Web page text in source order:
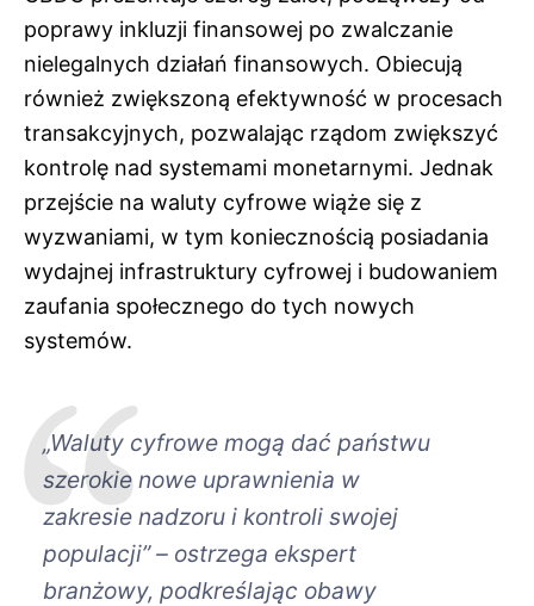
poprawy inkluzji finansowej po zwalczanie
nielegalnych działań finansowych. Obiecują
również zwiększoną efektywność w procesach
transakcyjnych, pozwalając rządom zwiększyć
kontrolę nad systemami monetarnymi. Jednak
przejście na waluty cyfrowe wiąże się z
wyzwaniami, w tym koniecznością posiadania
wydajnej infrastruktury cyfrowej i budowaniem
zaufania społecznego do tych nowych
systemów.
„Waluty cyfrowe mogą dać państwu
szerokie nowe uprawnienia w
zakresie nadzoru i kontroli swojej
populacji” – ostrzega ekspert
branżowy, podkreślając obawy